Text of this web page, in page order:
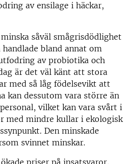
av ensilage i häckar,
såväl smågrisdödlighet
bland annat om
av probiotika och
är det väl känt att stora
med så låg födelsevikt att
kan dessutom vara större än
vilket kan vara svårt i
med mindre kullar i ekologisk
Den minskade
svinnet minskar.
priser på insatsvaror,